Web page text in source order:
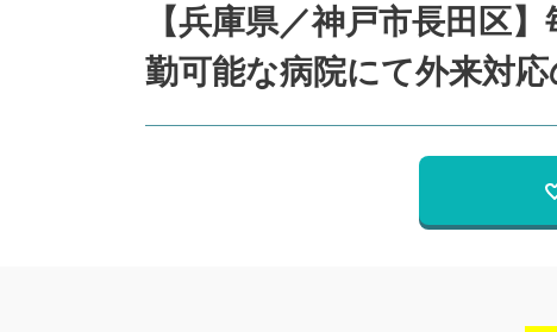
【兵庫県／神戸市長田区
勤可能な病院にて外来対応